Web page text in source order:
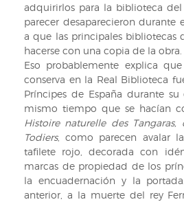
adquirirlos para la biblioteca
parecer desaparecieron durante
a que las principales bibliotecas
hacerse con una copia de la obra.
Eso probablemente explica
conserva en la Real Biblioteca
Príncipes de España durante
mismo tiempo que se hacían
Histoire naturelle des
Todiers, como parecen avalar
tafilete rojo, decorada con
marcas de propiedad de los
la encuadernación y la
anterior, a la muerte del rey